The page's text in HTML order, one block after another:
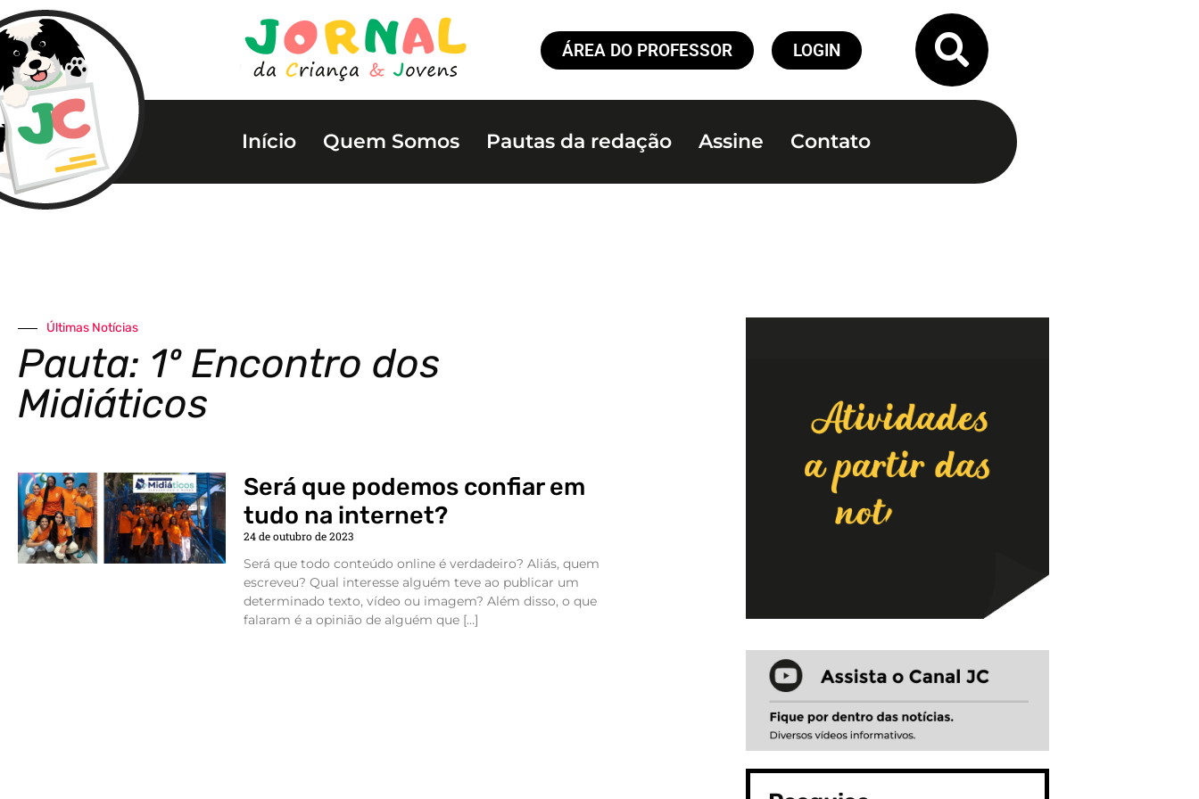
ÁREA DO PROFESSOR LOGIN
Início Quem Somos Pautas da redação Assine Contato
Últimas Notícias
Pauta: 1º Encontro dos
Midiáticos
Será que podemos confiar em
tudo na internet?
24 de outubro de 2023
Será que todo conteúdo online é verdadeiro? Aliás, quem
escreveu? Qual interesse alguém teve ao publicar um
determinado texto, vídeo ou imagem? Além disso, o que
falaram é a opinião de alguém que […]